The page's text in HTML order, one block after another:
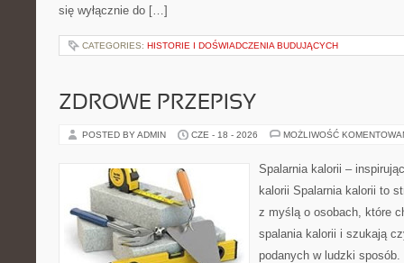
się wyłącznie do […]
CATEGORIES: HISTORIE I DOŚWIADCZENIA BUDUJĄCYCH
ZDROWE PRZEPISY
POSTED BY ADMIN CZE - 18 - 2026 MOŻLIWOŚĆ
Spalarnia kalorii –
kalorii Spalarnia kalorii to
z myślą o osobach, które
spalania kalorii i szukają
podanych w ludzki sposób.